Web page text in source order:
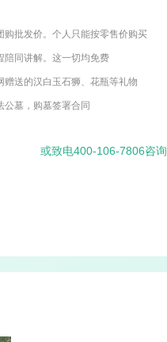
购批发价。个人只能按零售价购买
陪同讲解。这一切均免费
赠送的汉白玉石狮、花瓶等礼物
公墓，购墓签署合同
或致电400-106-7806咨询